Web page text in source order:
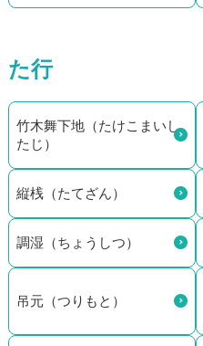
た行
竹木舞下地（たけこまいし
たじ）
縦桟（たてざん）
調湿（ちょうしつ）
吊元（つりもと）